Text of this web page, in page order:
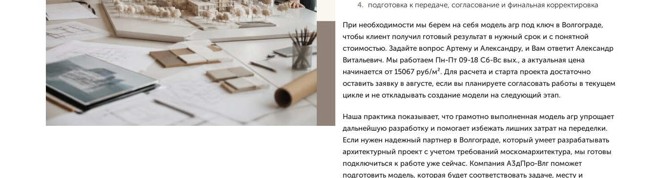
подготовка к передаче, согласование и финальная корректировка
При необходимости мы берем на себя модель агр под ключ в Волгограде,
чтобы клиент получил готовый результат в нужный срок и с понятной
стоимостью. Задайте вопрос Артему и Александру, и Вам ответит Александр
Витальевич. Мы работаем Пн-Пт 09-18 Сб-Вс вых., а актуальная цена
начинается от 15067 руб/м². Для расчета и старта проекта достаточно
оставить заявку в августе, если вы планируете согласовать работы в текущем
цикле и не откладывать создание модели на следующий этап.
Наша практика показывает, что грамотно выполненная модель агр упрощает
дальнейшую разработку и помогает избежать лишних затрат на переделки.
Если нужен надежный партнер в Волгограде, который умеет разрабатывать
архитектурный проект с учетом требований москомархитектура, мы готовы
подключиться к работе уже сейчас. Компания А3дПро-Влг поможет
подготовить модель, которая будет соответствовать задаче, месту и